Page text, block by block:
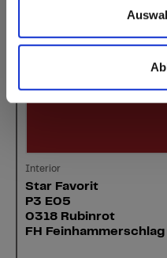
Das könnte Sie auch
Interior
Star Favorit
P3 E05
0318 Rubinrot
FH Feinhammerschlag